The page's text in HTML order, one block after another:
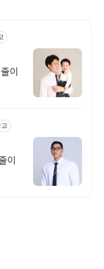
이
고
이